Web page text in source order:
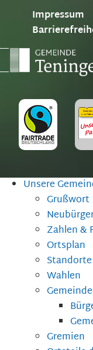
Impressum
Unsere
Grußwort
Zahlen &
Ortsplan
Standorte
Wahlen
Gremien